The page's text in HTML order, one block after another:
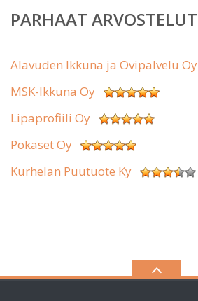
PARHAAT ARVOSTELUT
Alavuden Ikkuna ja Ovipalvelu Oy
MSK-Ikkuna Oy
Lipaprofiili Oy
Pokaset Oy
Kurhelan Puutuote Ky